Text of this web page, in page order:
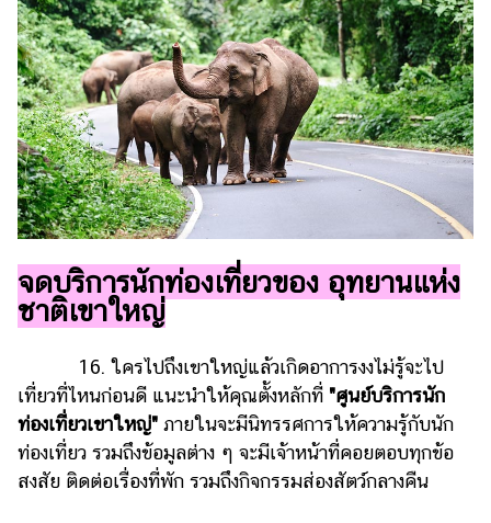
จุดบริการนักท่องเที่ยวของ อุทยานแห่ง
ชาติเขาใหญ่
16. ใครไปถึงเขาใหญ่แล้วเกิดอาการงงไม่รู้จะไป
เที่ยวที่ไหนก่อนดี แนะนำให้คุณตั้งหลักที่ "ศูนย์บริการนัก
ท่องเที่ยวเขาใหญ่" ภายในจะมีนิทรรศการให้ความรู้กับนัก
ท่องเที่ยว รวมถึงข้อมูลต่าง ๆ จะมีเจ้าหน้าที่คอยตอบทุกข้อ
สงสัย ติดต่อเรื่องที่พัก รวมถึงกิจกรรมส่องสัตว์กลางคืน